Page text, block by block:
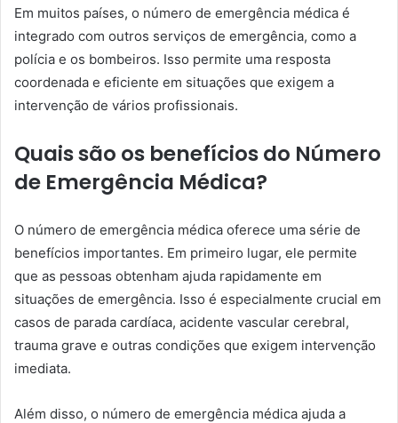
Em muitos países, o número de emergência médica é
integrado com outros serviços de emergência, como a
polícia e os bombeiros. Isso permite uma resposta
coordenada e eficiente em situações que exigem a
intervenção de vários profissionais.
Quais são os benefícios do Número
de Emergência Médica?
O número de emergência médica oferece uma série de
benefícios importantes. Em primeiro lugar, ele permite
que as pessoas obtenham ajuda rapidamente em
situações de emergência. Isso é especialmente crucial em
casos de parada cardíaca, acidente vascular cerebral,
trauma grave e outras condições que exigem intervenção
imediata.
Além disso, o número de emergência médica ajuda a